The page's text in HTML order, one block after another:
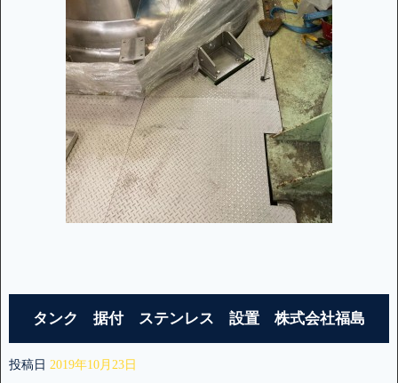
タンク 据付 ステンレス 設置 株式会社福島
投稿日 2019年10月23日